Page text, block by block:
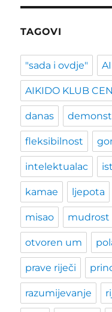
TAGOVI
"sada i ovdje"
AIKIDO KLUB
danas
fleksibilnost
intelektualac
kamae ljepota
misao mudrost
otvoren um
prave riječi
razumijevanje